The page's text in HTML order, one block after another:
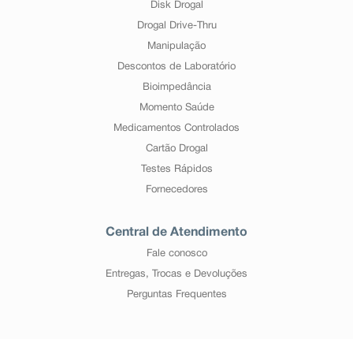
Disk Drogal
Drogal Drive-Thru
Manipulação
Descontos de Laboratório
Bioimpedância
Momento Saúde
Medicamentos Controlados
Cartão Drogal
Testes Rápidos
Fornecedores
Central de Atendimento
Fale conosco
Entregas, Trocas e Devoluções
Perguntas Frequentes